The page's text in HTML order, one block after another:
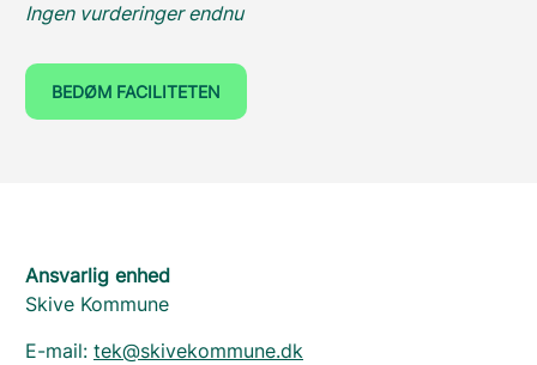
Ingen vurderinger endnu
BEDØM FACILITETEN
Ansvarlig enhed
Skive Kommune
E-mail: tek@skivekommune.dk